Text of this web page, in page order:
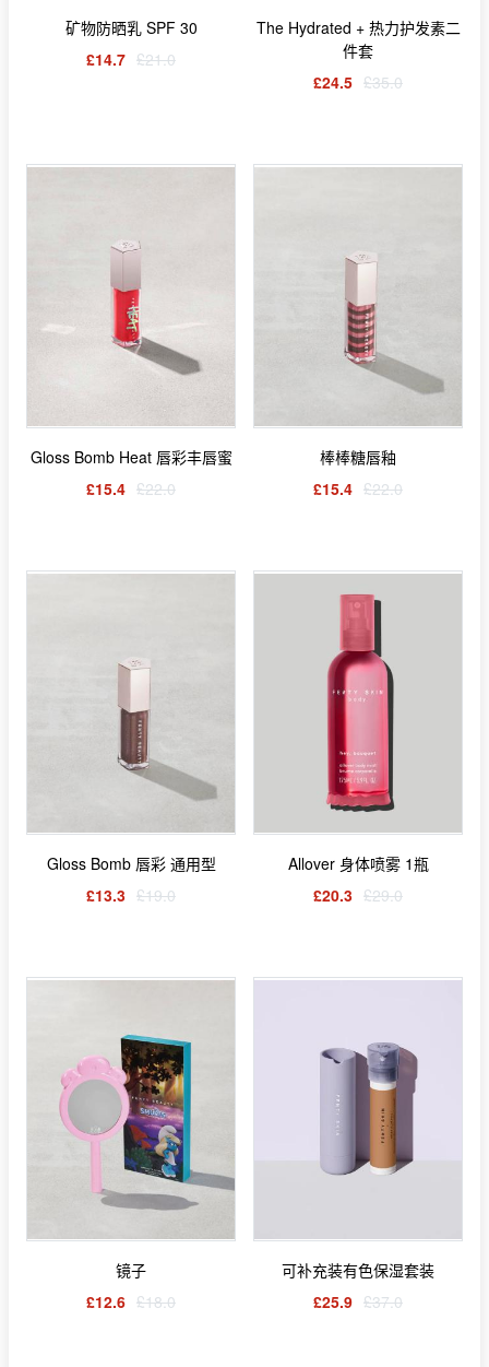
矿物防晒乳 SPF 30
£14.7 £21.0
The Hydrated + 热力护发素二
件套
£24.5 £35.0
Gloss Bomb Heat 唇彩丰唇蜜
£15.4 £22.0
棒棒糖唇釉
£15.4 £22.0
Gloss Bomb 唇彩 通用型
£13.3 £19.0
Allover 身体喷雾 1瓶
£20.3 £29.0
镜子
£12.6 £18.0
可补充装有色保湿套装
£25.9 £37.0